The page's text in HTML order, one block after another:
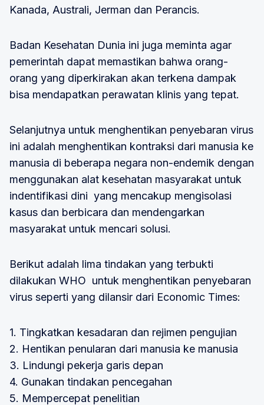
Kanada, Australi, Jerman dan Perancis.
Badan Kesehatan Dunia ini juga meminta agar
pemerintah dapat memastikan bahwa orang-
orang yang diperkirakan akan terkena dampak
bisa mendapatkan perawatan klinis yang tepat.
Selanjutnya untuk menghentikan penyebaran virus
ini adalah menghentikan kontraksi dari manusia ke
manusia di beberapa negara non-endemik dengan
menggunakan alat kesehatan masyarakat untuk
indentifikasi dini yang mencakup mengisolasi
kasus dan berbicara dan mendengarkan
masyarakat untuk mencari solusi.
Berikut adalah lima tindakan yang terbukti
dilakukan WHO untuk menghentikan penyebaran
virus seperti yang dilansir dari Economic Times:
1. Tingkatkan kesadaran dan rejimen pengujian
2. Hentikan penularan dari manusia ke manusia
3. Lindungi pekerja garis depan
4. Gunakan tindakan pencegahan
5. Mempercepat penelitian